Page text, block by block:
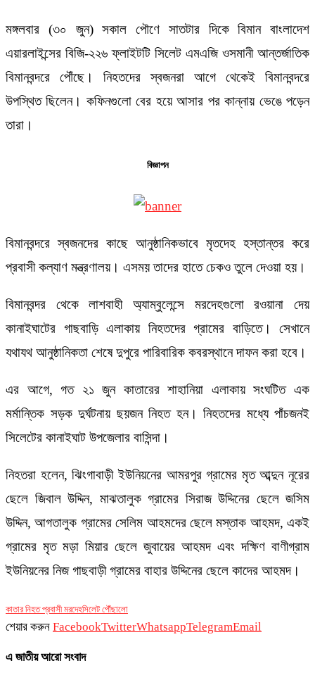
মঙ্গলবার (৩০ জুন) সকাল পৌণে সাতটার দিকে বিমান বাংলাদেশ
এয়ারলাইন্সের বিজি-২২৬ ফ্লাইটটি সিলেট এমএজি ওসমানী আন্তর্জাতিক
বিমানবন্দরে পৌঁছে। নিহতদের স্বজনরা আগে থেকেই বিমানবন্দরে
উপস্থিত ছিলেন। কফিনগুলো বের হয়ে আসার পর কান্নায় ভেঙে পড়েন
তারা।
বিজ্ঞাপন
বিমানবন্দরে স্বজনদের কাছে আনুষ্ঠানিকভাবে মৃতদেহ হস্তান্তর করে
প্রবাসী কল্যাণ মন্ত্রণালয়। এসময় তাদের হাতে চেকও তুলে দেওয়া হয়।
বিমানবন্দর থেকে লাশবাহী অ্যাম্বুলেন্সে মরদেহগুলো রওয়ানা দেয়
কানাইঘাটের গাছবাড়ি এলাকায় নিহতদের গ্রামের বাড়িতে। সেখানে
যথাযথ আনুষ্ঠানিকতা শেষে দুপুরে পারিবারিক কবরস্থানে দাফন করা হবে।
এর আগে, গত ২১ জুন কাতারের শাহানিয়া এলাকায় সংঘটিত এক
মর্মান্তিক সড়ক দুর্ঘটনায় ছয়জন নিহত হন। নিহতদের মধ্যে পাঁচজনই
সিলেটের কানাইঘাট উপজেলার বাসিন্দা।
নিহতরা হলেন, ঝিংগাবাড়ী ইউনিয়নের আমরপুর গ্রামের মৃত আব্দুন নূরের
ছেলে জিবাল উদ্দিন, মাঝতালুক গ্রামের সিরাজ উদ্দিনের ছেলে জসিম
উদ্দিন, আগতালুক গ্রামের সেলিম আহমদের ছেলে মস্তাক আহমদ, একই
গ্রামের মৃত মড়া মিয়ার ছেলে জুবায়ের আহমদ এবং দক্ষিণ বাণীগ্রাম
ইউনিয়নের নিজ গাছবাড়ী গ্রামের বাহার উদ্দিনের ছেলে কাদের আহমদ।
কাতার নিহত প্রবাসী মরদেহসিলেট পৌঁছালো
শেয়ার করুন FacebookTwitterWhatsappTelegramEmail
এ জাতীয় আরো সংবাদ